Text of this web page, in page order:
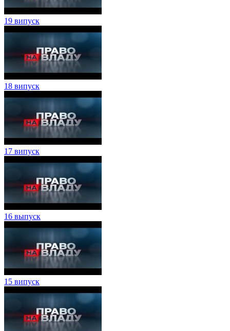
19 випуск
18 випуск
17 випуск
16 выпуск
15 випуск